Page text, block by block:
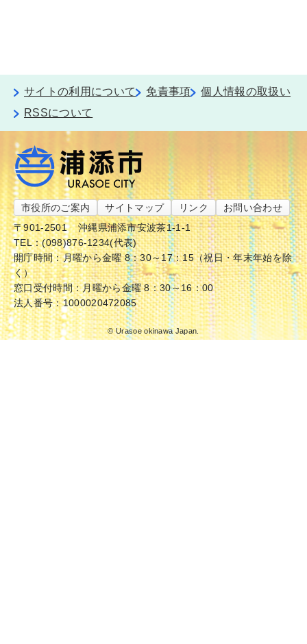
サイトの利用について 免責事項
個人情報の取扱い
RSSについて
市役所のご案内 サイトマップ リンク
お問い合わせ
〒901-2501
沖縄県浦添市安波茶1-1-1
TEL：(098)876-1234(代表)
開庁時間：月曜から金曜 8：30～17：15（祝日・年末年始を除
く）
窓口受付時間：月曜から金曜 8：30～16：00
法人番号：1000020472085
© Urasoe okinawa Japan.